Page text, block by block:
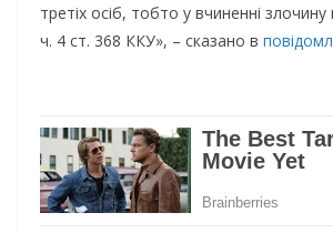
третіх осіб, тобто у вчиненні
ч. 4 ст. 368 ККУ», – сказано в